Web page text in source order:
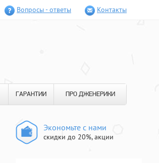
Вопросы - ответы Контакты
ГАРАНТИИ ПРО ДЖЕНЕРИКИ
Экономьте с нами
скидки до 20%, акции